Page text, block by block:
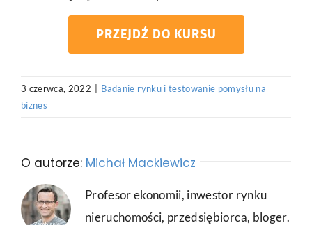
PRZEJDŹ DO KURSU
3 czerwca, 2022 | Badanie rynku i testowanie pomysłu na
biznes
O autorze: Michał Mackiewicz
Profesor ekonomii, inwestor rynku
nieruchomości, przedsiębiorca, bloger.